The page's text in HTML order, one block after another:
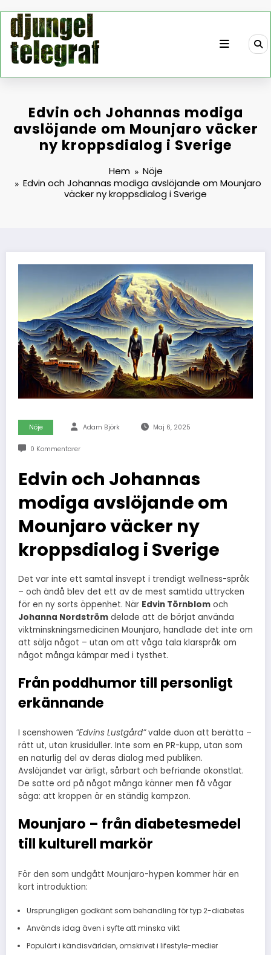
innehåll
Edvin och Johannas modiga
avslöjande om Mounjaro väcker
ny kroppsdialog i Sverige
Hem
Nöje
Edvin och Johannas modiga avslöjande om Mounjaro
väcker ny kroppsdialog i Sverige
Nöje Adam Björk Maj 6, 2025
0 Kommentarer
Edvin och Johannas
modiga avslöjande om
Mounjaro väcker ny
kroppsdialog i Sverige
Det var inte ett samtal insvept i trendigt wellness-språk
– och ändå blev det ett av de mest samtida uttrycken
för en ny sorts öppenhet. När Edvin Törnblom och
Johanna Nordström delade att de börjat använda
viktminskningsmedicinen Mounjaro, handlade det inte om
att sälja något – utan om att våga tala klarspråk om
något många kämpar med i tysthet.
Från poddhumor till personligt
erkännande
I scenshowen ”Edvins Lustgård”valde duon att berätta –
rätt ut, utan krusiduller. Inte som en PR-kupp, utan som
en naturlig del av deras dialog med publiken.
Avslöjandet var ärligt, sårbart och befriande okonstlat.
De satte ord på något många känner men få vågar
säga: att kroppen är en ständig kampzon.
Mounjaro – från diabetesmedel
till kulturell markör
För den som undgått Mounjaro-hypen kommer här en
kort introduktion:
Ursprungligen godkänt som behandling för typ 2-diabetes
Används idag även i syfte att minska vikt
Populärt i kändisvärlden, omskrivet i lifestyle-medier